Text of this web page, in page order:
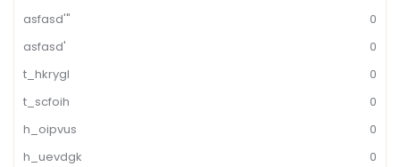
asfasd'"
0
asfasd'
0
t_hkrygl
0
t_scfoih
0
h_oipvus
0
h_uevdgk
0